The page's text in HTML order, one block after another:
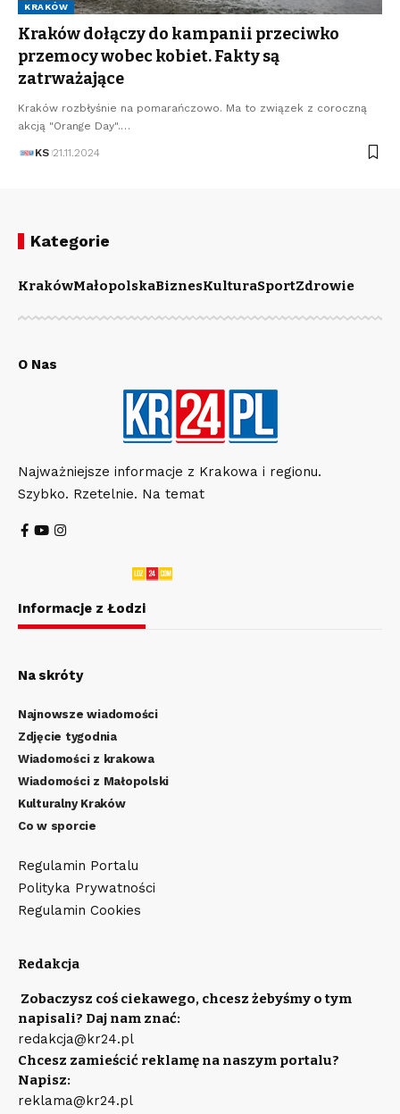
KRAKÓW
Kraków dołączy do kampanii przeciwko
przemocy wobec kobiet. Fakty są
zatrważające
Kraków rozbłyśnie na pomarańczowo. Ma to związek z coroczną
akcją "Orange Day".…
KS 21.11.2024
Kategorie
KrakówMałopolskaBiznesKulturaSportZdrowie
O Nas
Najważniejsze informacje z Krakowa i regionu.
Szybko. Rzetelnie. Na temat
Informacje z Łodzi
Na skróty
Najnowsze wiadomości
Zdjęcie tygodnia
Wiadomości z krakowa
Wiadomości z Małopolski
Kulturalny Kraków
Co w sporcie
Regulamin Portalu
Polityka Prywatności
Regulamin Cookies
Redakcja
Zobaczysz coś ciekawego, chcesz żebyśmy o tym
napisali? Daj nam znać:
redakcja@kr24.pl
Chcesz zamieścić reklamę na naszym portalu?
Napisz:
reklama@kr24.pl